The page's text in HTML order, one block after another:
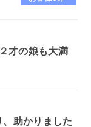
才の娘も大満
助かりました